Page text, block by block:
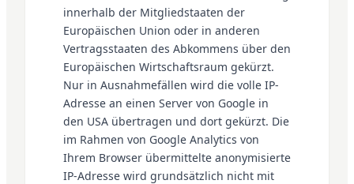
innerhalb der Mitgliedstaaten der
Europäischen Union oder in anderen
Vertragsstaaten des Abkommens über den
Europäischen Wirtschaftsraum gekürzt.
Nur in Ausnahmefällen wird die volle IP-
Adresse an einen Server von Google in
den USA übertragen und dort gekürzt. Die
im Rahmen von Google Analytics von
Ihrem Browser übermittelte anonymisierte
IP-Adresse wird grundsätzlich nicht mit